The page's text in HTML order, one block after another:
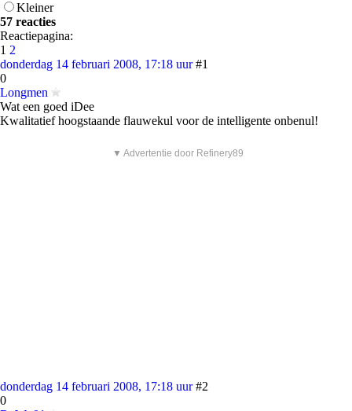
Kleiner
57 reacties
Reactiepagina:
1 2
donderdag 14 februari 2008, 17:18 uur #1
0
Longmen
Wat een goed iDee
Kwalitatief hoogstaande flauwekul voor de intelligente onbenul!
▼ Advertentie door Refinery89
donderdag 14 februari 2008, 17:18 uur #2
0